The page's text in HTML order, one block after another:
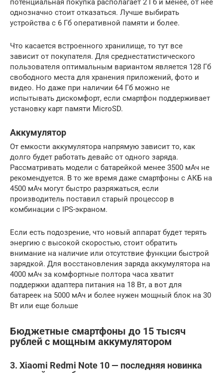
потенциальная покупка располагает 2 Гб и менее, от нее
однозначно стоит отказаться. Лучше выбирать
устройства с 6 Гб оперативной памяти и более.
Что касается встроенного хранилище, то тут все
зависит от покупателя. Для среднестатистического
пользователя оптимальным вариантом является 128 Гб
свободного места для хранения приложений, фото и
видео. Но даже при наличии 64 Гб можно не
испытывать дискомфорт, если смартфон поддерживает
установку карт памяти MicroSD.
Аккумулятор
От емкости аккумулятора напрямую зависит то, как
долго будет работать девайс от одного заряда.
Рассматривать модели с батарейкой менее 3500 мАч не
рекомендуется. В то же время даже смартфоны с АКБ на
4500 мАч могут быстро разряжаться, если
производитель поставил старый процессор в
комбинации с IPS-экраном.
Если есть подозрение, что новый аппарат будет терять
энергию с высокой скоростью, стоит обратить
внимание на наличие или отсутствие функции быстрой
зарядкой. Для восстановления заряда аккумулятора на
4000 мАч за комфортные полтора часа хватит
поддержки адаптера питания на 18 Вт, а вот для
батареек на 5000 мАч и более нужен мощный блок на 30
Вт или еще больше
Бюджетные смартфоны до 15 тысяч
рублей с мощным аккумулятором
3. Xiaomi Redmi Note 10 — последняя новинка